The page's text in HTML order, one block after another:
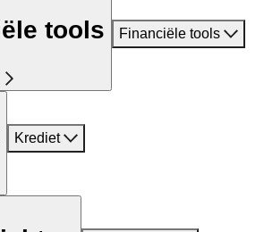
tools Financiële tools
Krediet